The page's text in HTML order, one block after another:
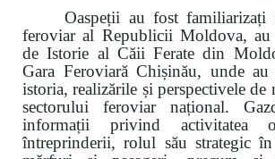
Oaspeții au fost familiarizați
feroviar al Republicii Moldova,
de Istorie al Căii Ferate din
Gara Feroviară Chișinău, unde au
istoria, realizările și perspectivele de
sectorului feroviar național.
informații privind activitatea
întreprinderii, rolul său strategic